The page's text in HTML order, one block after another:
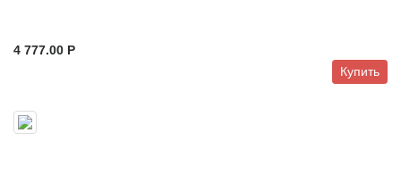
4 777.00 P
Купить